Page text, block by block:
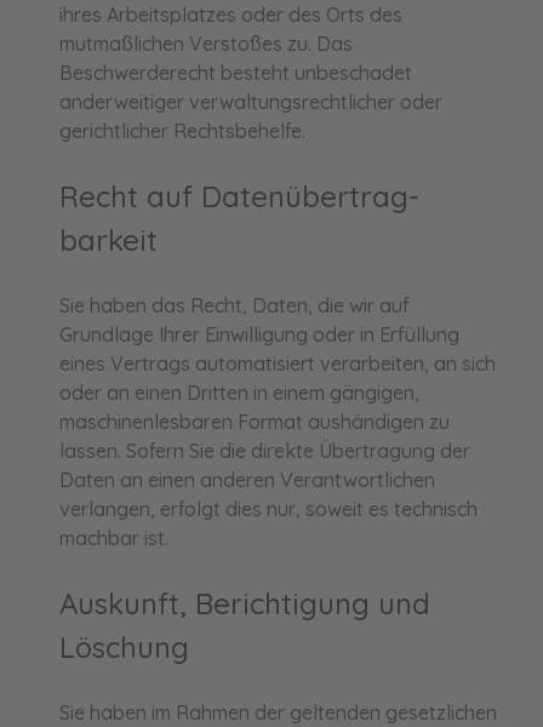
ihres Arbeitsplatzes oder des Orts des
mutmaßlichen Verstoßes zu. Das
Beschwerderecht besteht unbeschadet
anderweitiger verwaltungsrechtlicher oder
gerichtlicher Rechtsbehelfe.
Recht auf Daten­übertrag­
barkeit
Sie haben das Recht, Daten, die wir auf
Grundlage Ihrer Einwilligung oder in Erfüllung
eines Vertrags automatisiert verarbeiten, an sich
oder an einen Dritten in einem gängigen,
maschinenlesbaren Format aushändigen zu
lassen. Sofern Sie die direkte Übertragung der
Daten an einen anderen Verantwortlichen
verlangen, erfolgt dies nur, soweit es technisch
machbar ist.
Auskunft, Berichtigung und
Löschung
Sie haben im Rahmen der geltenden gesetzlichen